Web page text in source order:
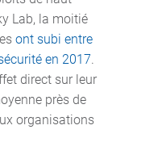
Lab, la moitié
ont subi entre
en 2017.
direct sur leur
près de
organisations